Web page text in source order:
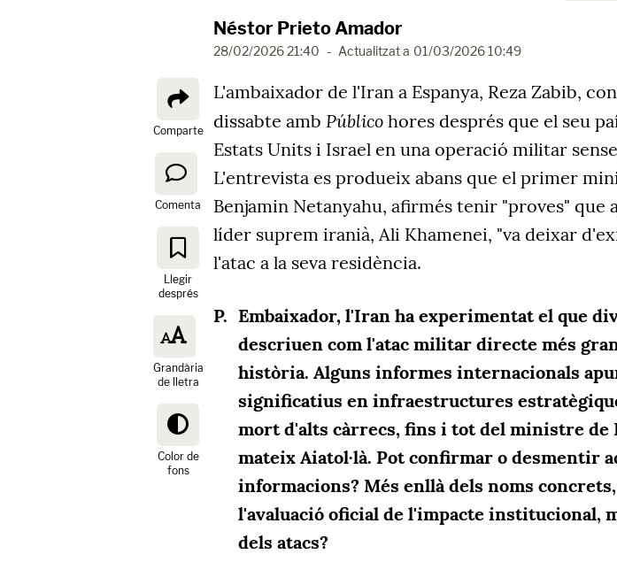
Néstor Prieto Amador
28/02/2026 21:40 - Actualitzat a 01/03/2026 10:49
Comparte
Comenta
Llegir
després
Grandària
de lletra
Color de
fons
L'ambaixador de l'Iran a Espanya, Reza Zabib,
dissabte amb Público hores després que el seu
Estats Units i Israel en una operació militar
L'entrevista es produeix abans que el primer
Benjamin Netanyahu, afirmés tenir "proves" que
líder suprem iranià, Ali Khamenei, "va deixar
l'atac a la seva residència.
Embaixador, l'Iran ha experimentat el que
descriuen com l'atac militar directe més
història. Alguns informes internacionals
significatius en infraestructures
mort d'alts càrrecs, fins i tot del ministre de
mateix Aiatol·là. Pot confirmar o desmentir
informacions? Més enllà dels noms
l'avaluació oficial de l'impacte institucional,
dels atacs?